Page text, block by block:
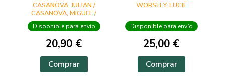
CASANOVA, JULIAN /
CASANOVA, MIGUEL /
ESQUEMBRE, CARLES
Disponible para envío
20,90 €
Comprar
WORSLEY, LUCIE
Disponible para envío
25,00 €
Comprar